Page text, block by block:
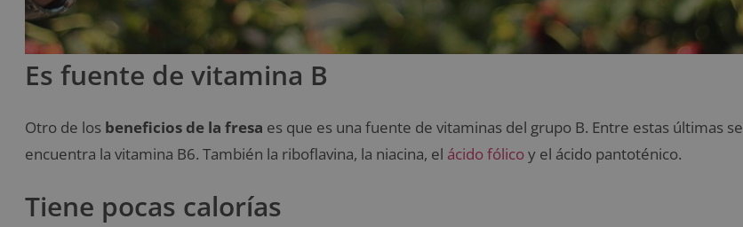
Es fuente de vitamina B
Otro de los beneficios de la fresa es que es una fuente de vitaminas del grupo B. Entre estas últimas se
encuentra la vitamina B6. También la riboflavina, la niacina, el ácido fólicoy el ácido pantoténico.
Tiene pocas calorías